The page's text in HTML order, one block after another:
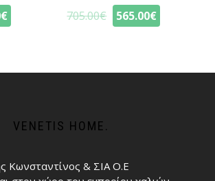
€ 705.00€ 565.00€
VENETIS HOME.
Κωνσταντίνος & ΣΙΑ Ο.Ε